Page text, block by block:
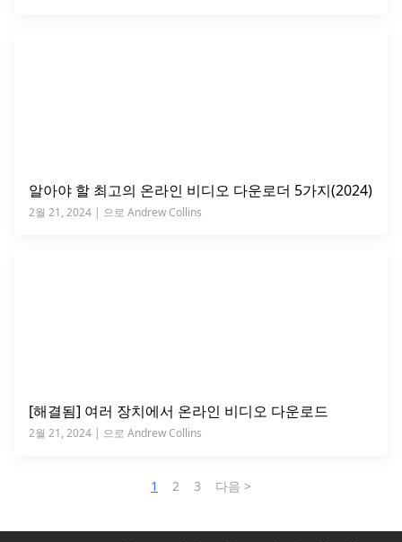
알아야 할 최고의 온라인 비디오 다운로더 5가지(2024)
2월 21, 2024 | 으로 Andrew Collins
[해결됨] 여러 장치에서 온라인 비디오 다운로드
2월 21, 2024 | 으로 Andrew Collins
1 2 3 다음 >